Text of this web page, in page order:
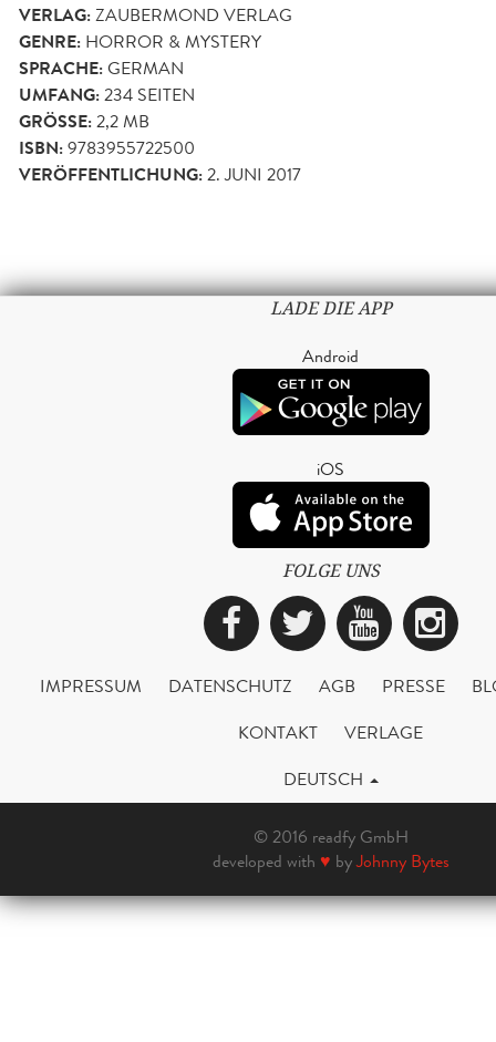
VERLAG:ZAUBERMOND VERLAG
GENRE: HORROR & MYSTERY
SPRACHE:GERMAN
UMFANG:234 SEITEN
GRÖSSE: 2,2 MB
ISBN:9783955722500
VERÖFFENTLICHUNG:2. JUNI 2017
LADE DIE APP
Android
iOS
FOLGE UNS
Facebook
Twitter
IMPRESSUM DATENSCHUTZ AGB PRESSE
KONTAKT
VERLAGE
DEUTSCH
© 2016 readfy GmbH
developed with ♥ byJohnny Bytes